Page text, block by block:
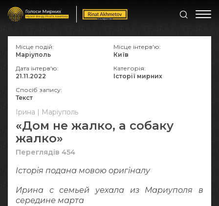
Ірина | Маріуполь
«Дом не жалко, а собаку
жалко»
Переглядів 454
Історія подана мовою оригіналy
Ирина с семьей уехала из Мариуполя в
середине марта
Місце подій:
Маріуполь
Місце інтерв'ю:
Київ
Дата інтерв'ю:
21.11.2022
Категорія:
Історії мирних
Спосіб запису:
Текст